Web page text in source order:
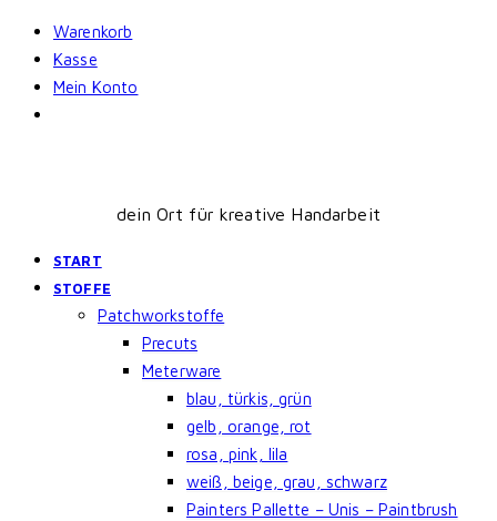
Skip
content
Warenkorb
Kasse
Mein Konto
dein Ort für kreative Handarbeit
START
STOFFE
Patchworkstoffe
Precuts
Meterware
blau, türkis, grün
gelb, orange, rot
rosa, pink, lila
weiß, beige, grau, schwarz
Painters Pallette – Unis – Paintbrush